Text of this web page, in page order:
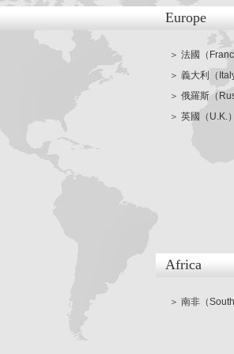
Europe
＞ 法國（
＞ 義大利（
＞ 俄羅斯（
＞ 英國（U.K.
Africa
＞ 南非（